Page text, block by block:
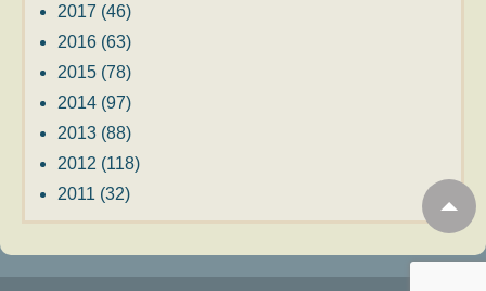
2017 (46)
2016 (63)
2015 (78)
2014 (97)
2013 (88)
2012 (118)
2011 (32)